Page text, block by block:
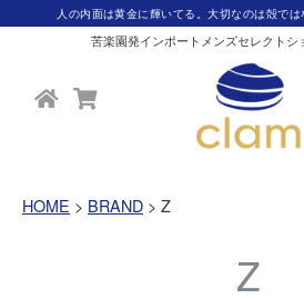
人の内面は黄金に輝いてる。大切なのは殻では
苦楽園発インポートメンズセレクトシ
HOME BRAND Z
Z